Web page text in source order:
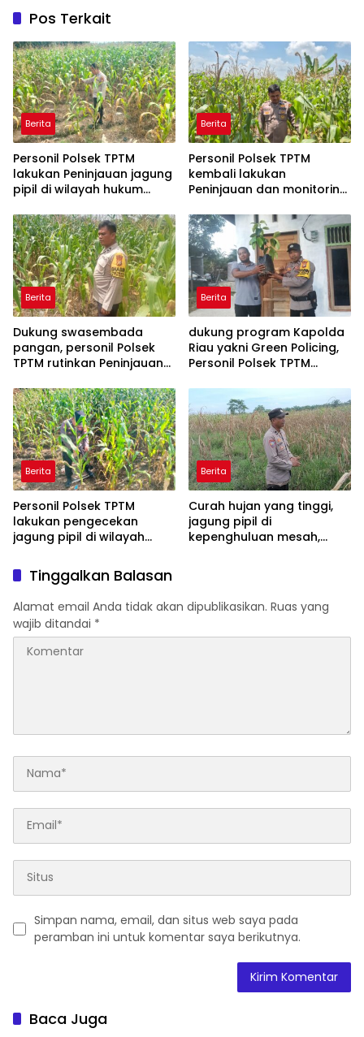
Pos Terkait
Berita
Personil Polsek TPTM
lakukan Peninjauan jagung
pipil di wilayah hukum
Berita
Personil Polsek TPTM
kembali lakukan
Peninjauan dan monitoring
wilayah hukum Polsek
TPTM
Berita
Dukung swasembada
pangan, personil Polsek
TPTM rutinkan Peninjauan
pipil di wilayah hukum
Polsek TPTM
Berita
dukung program Kapolda
Riau yakni Green Policing,
Personil Polsek TPTM
matoa kepada
masyarakat
Berita
Personil Polsek TPTM
lakukan pengecekan
jagung pipil di wilayah
Berita
Curah hujan yang tinggi,
jagung pipil di
kepenghuluan mesah,
cepat turun langsung
meninjau kelapangan
Tinggalkan Balasan
Alamat email Anda tidak akan dipublikasikan. Ruas yang
wajib ditandai *
Simpan nama, email, dan situs web saya pada
peramban ini untuk komentar saya berikutnya.
Baca Juga